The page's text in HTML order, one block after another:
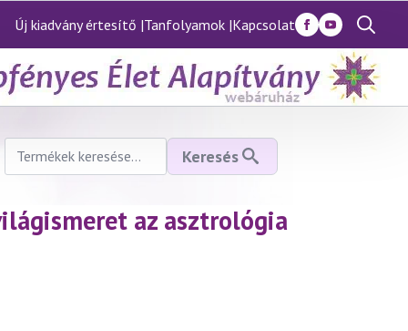
Új kiadvány értesítő |Tanfolyamok |Kapcsolat
Search
for:
Keresés
következőre:
Keresés
az asztrológia